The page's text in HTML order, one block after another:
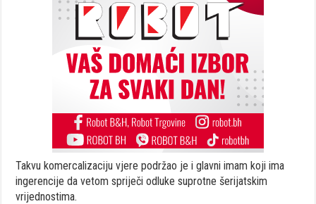
Takvu komercalizaciju vjere podržao je i glavni imam koji ima
ingerencije da vetom spriječi odluke suprotne šerijatskim
vrijednostima.